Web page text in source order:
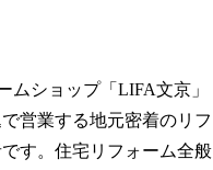
ムショップ「LIFA文京」
営業する地元密着のリフ
す。住宅リフォーム全般